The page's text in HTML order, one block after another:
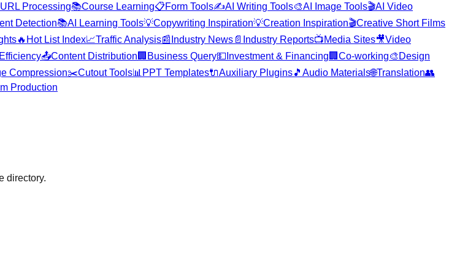
URL Processing📚Course Learning📋Form Tools✍️AI Writing Tools🎨AI Image Tools🎬AI Video
Detection📚AI Learning Tools💡Copywriting Inspiration💡Creation Inspiration🎬Creative Short Films
🔥 Hot List Index📈Traffic Analysis📰 Industry News 📄 Industry Reports📺Media Sites🎥Video
📤Content Distribution 🏢 Business Query💵 Investment & Financing 🏢 Co-working🎨 Design
Compression✂️Cutout Tools📊 PPT Templates🔌Auxiliary Plugins🎵 Audio Materials🌐Translation👥
Production
directory.